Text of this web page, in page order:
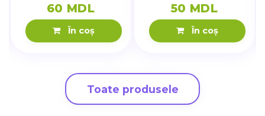
60 MDL
În coș
50 MDL
În coș
Toate produsele